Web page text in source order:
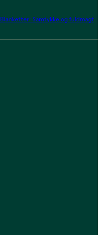
Blanketter: Samtykke og fuldmagt